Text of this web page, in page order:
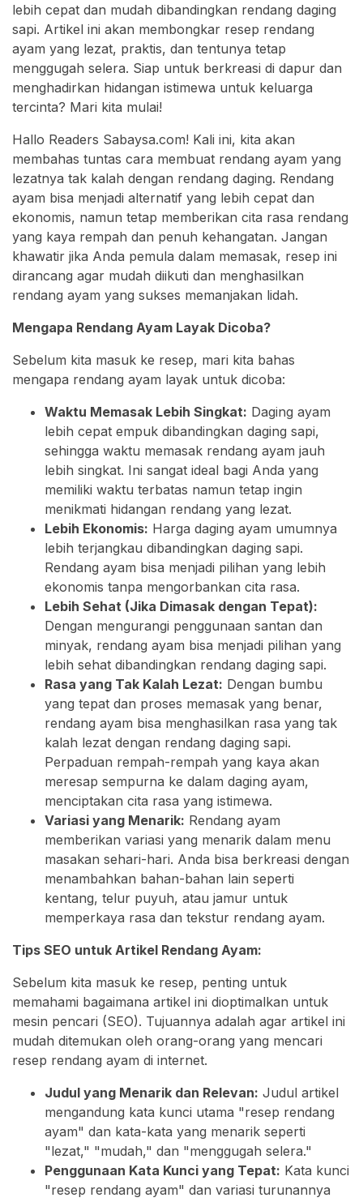
lebih cepat dan mudah dibandingkan rendang daging
sapi. Artikel ini akan membongkar resep rendang
ayam yang lezat, praktis, dan tentunya tetap
menggugah selera. Siap untuk berkreasi di dapur dan
menghadirkan hidangan istimewa untuk keluarga
tercinta? Mari kita mulai!
Hallo Readers Sabaysa.com! Kali ini, kita akan
membahas tuntas cara membuat rendang ayam yang
lezatnya tak kalah dengan rendang daging. Rendang
ayam bisa menjadi alternatif yang lebih cepat dan
ekonomis, namun tetap memberikan cita rasa rendang
yang kaya rempah dan penuh kehangatan. Jangan
khawatir jika Anda pemula dalam memasak, resep ini
dirancang agar mudah diikuti dan menghasilkan
rendang ayam yang sukses memanjakan lidah.
Mengapa Rendang Ayam Layak Dicoba?
Sebelum kita masuk ke resep, mari kita bahas
mengapa rendang ayam layak untuk dicoba:
Waktu Memasak Lebih Singkat: Daging ayam
lebih cepat empuk dibandingkan daging sapi,
sehingga waktu memasak rendang ayam jauh
lebih singkat. Ini sangat ideal bagi Anda yang
memiliki waktu terbatas namun tetap ingin
menikmati hidangan rendang yang lezat.
Lebih Ekonomis: Harga daging ayam umumnya
lebih terjangkau dibandingkan daging sapi.
Rendang ayam bisa menjadi pilihan yang lebih
ekonomis tanpa mengorbankan cita rasa.
Lebih Sehat (Jika Dimasak dengan Tepat):
Dengan mengurangi penggunaan santan dan
minyak, rendang ayam bisa menjadi pilihan yang
lebih sehat dibandingkan rendang daging sapi.
Rasa yang Tak Kalah Lezat: Dengan bumbu
yang tepat dan proses memasak yang benar,
rendang ayam bisa menghasilkan rasa yang tak
kalah lezat dengan rendang daging sapi.
Perpaduan rempah-rempah yang kaya akan
meresap sempurna ke dalam daging ayam,
menciptakan cita rasa yang istimewa.
Variasi yang Menarik: Rendang ayam
memberikan variasi yang menarik dalam menu
masakan sehari-hari. Anda bisa berkreasi dengan
menambahkan bahan-bahan lain seperti
kentang, telur puyuh, atau jamur untuk
memperkaya rasa dan tekstur rendang ayam.
Tips SEO untuk Artikel Rendang Ayam:
Sebelum kita masuk ke resep, penting untuk
memahami bagaimana artikel ini dioptimalkan untuk
mesin pencari (SEO). Tujuannya adalah agar artikel ini
mudah ditemukan oleh orang-orang yang mencari
resep rendang ayam di internet.
Judul yang Menarik dan Relevan: Judul artikel
mengandung kata kunci utama "resep rendang
ayam" dan kata-kata yang menarik seperti
"lezat," "mudah," dan "menggugah selera."
Penggunaan Kata Kunci yang Tepat: Kata kunci
"resep rendang ayam" dan variasi turunannya